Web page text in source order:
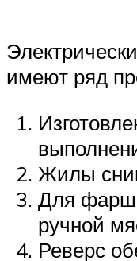
имеют ряд
Жилы
Для
ручной
Реверс